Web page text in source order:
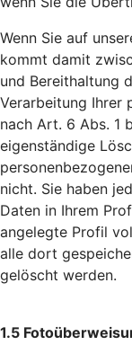
Wenn Sie auf
kommt damit
und Bereithaltung
Verarbeitung Ihrer
nach Art. 6 Abs. 1
eigenständige
nicht. Sie haben
Daten in Ihrem
angelegte Profil
alle dort
gelöscht werden.
1.5